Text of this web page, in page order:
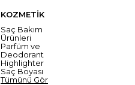
KOZMETİK
Saç Bakım
Ürünleri
Parfüm ve
Deodorant
Highlighter
Saç Boyası
Tümünü Gör